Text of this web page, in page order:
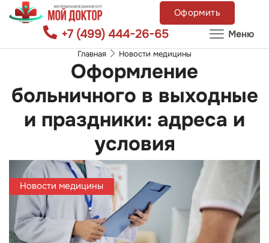
Оформить
+7 (499) 444-26-65 Меню
Главная Новости медицины
Оформление
больничного в выходные
и праздники: адреса и
условия
Новости медицины